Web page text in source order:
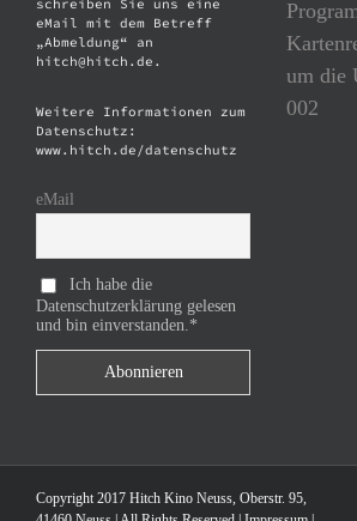
schreiben Sie uns eine
eMail mit dem Betreff
„Abmeldung“ an
hitch@hitch.de.
Weitere Informationen zum
Datenschutz:
www.hitch.de/datenschutz
eMail
Ich habe die
Datenschutzerklärung gelesen
und bin einverstanden.*
um die
002
Copyright 2017 Hitch Kino Neuss, Oberstr. 95,